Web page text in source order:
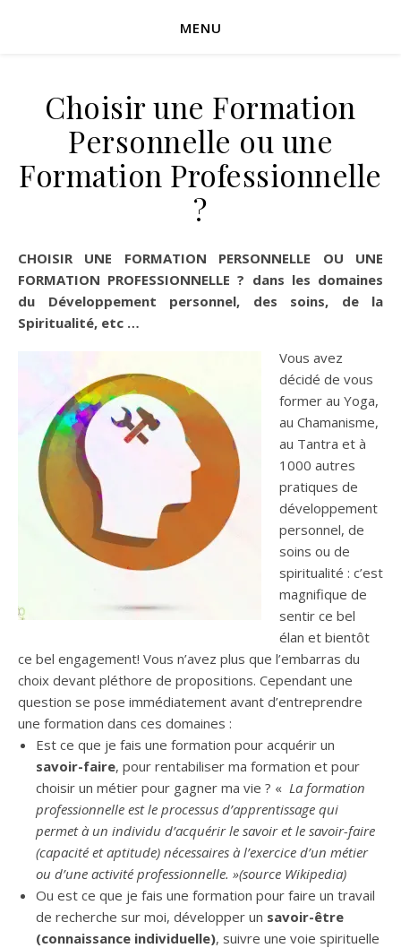
MENU
Choisir une Formation
Personnelle ou une
Formation Professionnelle
?
CHOISIR UNE FORMATION PERSONNELLE OU UNE
FORMATION PROFESSIONNELLE? dans les domaines
du Développement personnel, des soins, de la
Spiritualité, etc …
Vous avez
décidé de vous
former au Yoga,
au Chamanisme,
au Tantra et à
1000 autres
pratiques de
développement
personnel, de
soins ou de
spiritualité : c’est
magnifique de
sentir ce bel
élan et bientôt
ce bel engagement! Vous n’avez plus que l’embarras du
choix devant pléthore de propositions. Cependant une
question se pose immédiatement avant d’entreprendre
une formation dans ces domaines :
Est ce que je fais une formation pour acquérir un
savoir-faire, pour rentabiliser ma formation et pour
choisir un métier pour gagner ma vie ? « La formation
professionnelle est le processus d’apprentissage qui
permet à un individu d’acquérir le savoir et le savoir-faire
(capacité et aptitude) nécessaires à l’exercice d’un métier
ou d’une activité professionnelle. »(source Wikipedia)
Ou est ce que je fais une formation pour faire un travail
de recherche sur moi, développer un savoir-être
(connaissance individuelle), suivre une voie spirituelle